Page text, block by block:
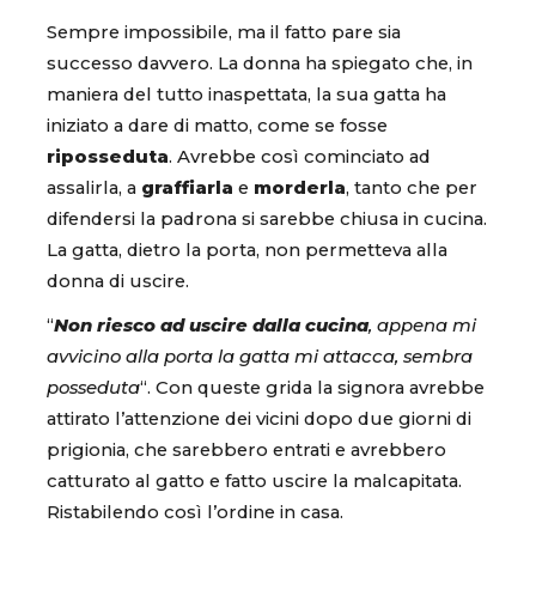
Sempre impossibile, ma il fatto pare sia
successo davvero. La donna ha spiegato che, in
maniera del tutto inaspettata, la sua gatta ha
iniziato a dare di matto, come se fosse
riposseduta. Avrebbe così cominciato ad
assalirla, a graffiarla e morderla, tanto che per
difendersi la padrona si sarebbe chiusa in cucina.
La gatta, dietro la porta, non permetteva alla
donna di uscire.
“Non riesco ad uscire dalla cucina, appena mi
avvicino alla porta la gatta mi attacca, sembra
posseduta“. Con queste grida la signora avrebbe
attirato l’attenzione dei vicini dopo due giorni di
prigionia, che sarebbero entrati e avrebbero
catturato al gatto e fatto uscire la malcapitata.
Ristabilendo così l’ordine in casa.